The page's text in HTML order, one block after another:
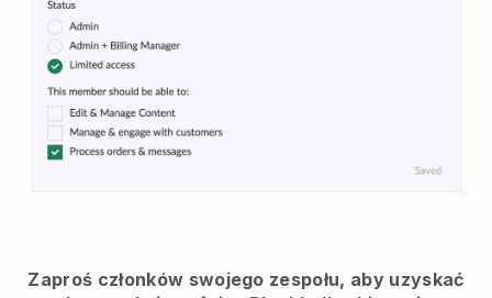
Zaproś członków swojego zespołu, aby uzyskać